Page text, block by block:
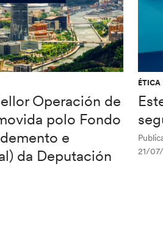
Operación de
polo Fondo
e
da Deputación
ÉTICA
21/